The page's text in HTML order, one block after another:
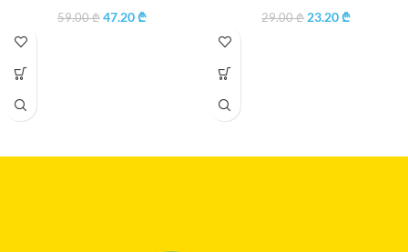
59.00₾ 47.20₾ 29.00₾ 23.20₾